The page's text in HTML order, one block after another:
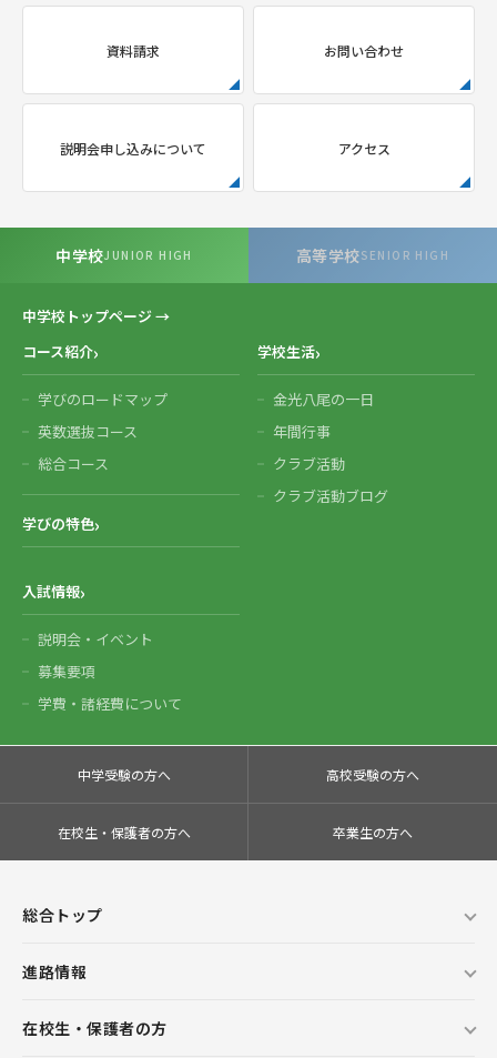
資料請求 お問い合わせ
説明会申し込みについて アクセス
中学校JUNIOR HIGH 高等学校SENIOR HIGH
中学校トップページ →
コース紹介
学びのロードマップ
英数選抜コース
総合コース
学びの特色
学校生活
金光八尾の一日
年間行事
クラブ活動
クラブ活動ブログ
入試情報
説明会・イベント
募集要項
学費・諸経費について
中学受験の方へ 高校受験の方へ
在校生・保護者の方へ 卒業生の方へ
総合トップ
進路情報
在校生・保護者の方